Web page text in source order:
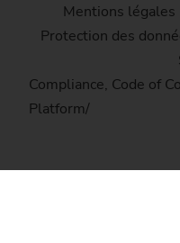
Mentions légales
Protection des
Compliance, Code of
Platform